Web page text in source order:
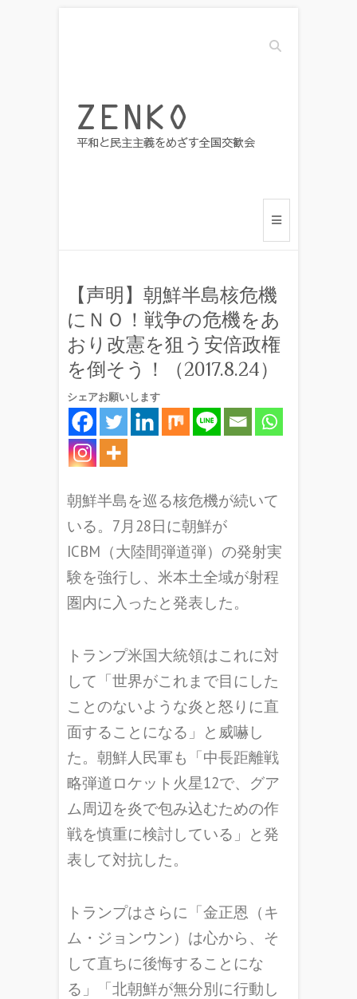
Search
【声明】朝鮮半島核危機
にＮＯ！戦争の危機をあ
おり改憲を狙う安倍政権
を倒そう！（2017.8.24）
シェアお願いします
朝鮮半島を巡る核危機が続いて
いる。7月28日に朝鮮が
ICBM（大陸間弾道弾）の発射実
験を強行し、米本土全域が射程
圏内に入ったと発表した。
トランプ米国大統領はこれに対
して「世界がこれまで目にした
ことのないような炎と怒りに直
面することになる」と威嚇し
た。朝鮮人民軍も「中長距離戦
略弾道ロケット火星12で、グア
ム周辺を炎で包み込むための作
戦を慎重に検討している」と発
表して対抗した。
トランプはさらに「金正恩（キ
ム・ジョンウン）は心から、そ
して直ちに後悔することにな
る」「北朝鮮が無分別に行動し